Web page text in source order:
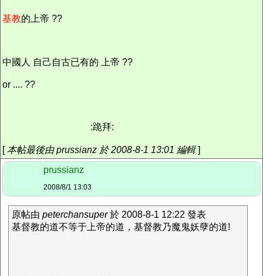
基教的上帝 ??
中國人 自己自古已有的 上帝 ??
or .... ??
:跪拜:
[本帖最後由 prussianz 於 2008-8-1 13:01 編輯]
prussianz
2008/8/1 13:03
原帖由 peterchansuper於 2008-8-1 12:22 發表
基督教的道不等于上帝的道，基督教乃魔鬼妖孽的道!